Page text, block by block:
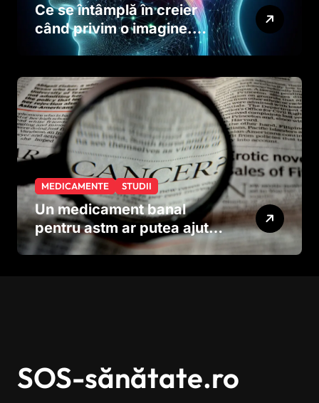
Ce se întâmplă în creier
când privim o imagine.
Studiul care explică rolul
MEDICAMENTE STUDII
Un medicament banal
pentru astm ar putea ajuta
în lupta împotriva
SOS-sănătate.ro